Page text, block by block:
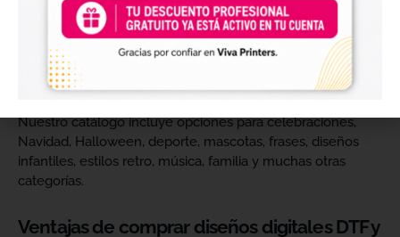
Comprar diseños digitales es una solución práctica para
profesionales que quieren ahorrar tiempo, renovar su
catálogo y ofrecer más variedad de productos a sus
clientes. Podrás escoger diseños de diferentes estilos,
temáticas, temporadas y públicos.
Nuestro catálogo incluye opciones para celebraciones,
Navidad, Halloween, deporte, mascotas, frases, diseños
infantiles, estilos retro, música, familia y muchas otras
categorías.
Ventajas de comprar diseños digitales DTF y